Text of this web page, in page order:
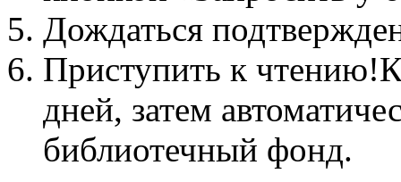
Дождаться
Приступить к
дней, затем
библиотечный фонд.